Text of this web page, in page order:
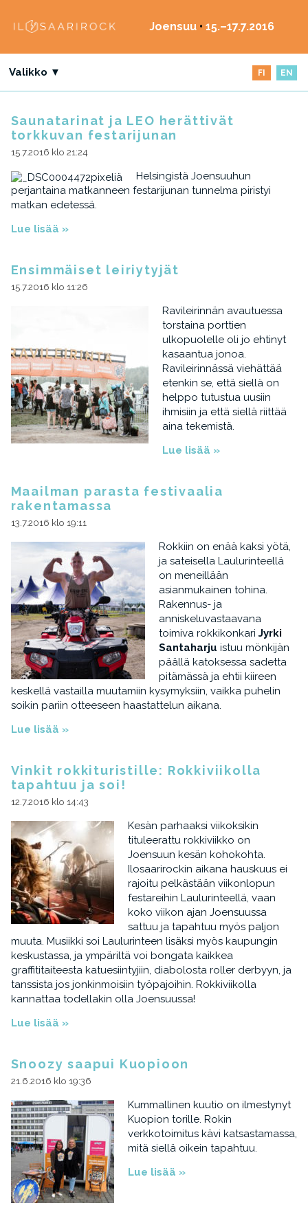
Joensuu • 15.–17.7.2016
Valikko ▼ FI EN
Saunatarinat ja LEO herättivät
torkkuvan festarijunan
15.7.2016 klo 21:24
Helsingistä Joensuuhun
perjantaina matkanneen festarijunan tunnelma piristyi
matkan edetessä.
Lue lisää »
Ensimmäiset leiriytyjät
15.7.2016 klo 11:26
Ravileirinnän avautuessa
torstaina porttien
ulkopuolelle oli jo ehtinyt
kasaantua jonoa.
Ravileirinnässä viehättää
etenkin se, että siellä on
helppo tutustua uusiin
ihmisiin ja että siellä riittää
aina tekemistä.
Lue lisää »
Maailman parasta festivaalia
rakentamassa
13.7.2016 klo 19:11
Rokkiin on enää kaksi yötä,
ja sateisella Laulurinteellä
on meneillään
asianmukainen tohina.
Rakennus- ja
anniskeluvastaavana
toimiva rokkikonkari Jyrki
Santaharju istuu mönkijän
päällä katoksessa sadetta
pitämässä ja ehtii kiireen
keskellä vastailla muutamiin kysymyksiin, vaikka puhelin
soikin pariin otteeseen haastattelun aikana.
Lue lisää »
Vinkit rokkituristille: Rokkiviikolla
tapahtuu ja soi!
12.7.2016 klo 14:43
Kesän parhaaksi viikoksikin
tituleerattu rokkiviikko on
Joensuun kesän kohokohta.
Ilosaarirockin aikana hauskuus ei
rajoitu pelkästään viikonlopun
festareihin Laulurinteellä, vaan
koko viikon ajan Joensuussa
sattuu ja tapahtuu myös paljon
muuta. Musiikki soi Laulurinteen lisäksi myös kaupungin
keskustassa, ja ympäriltä voi bongata kaikkea
graffititaiteesta katuesiintyjiin, diabolosta roller derbyyn, ja
tanssista jos jonkinmoisiin työpajoihin. Rokkiviikolla
kannattaa todellakin olla Joensuussa!
Lue lisää »
Snoozy saapui Kuopioon
21.6.2016 klo 19:36
Kummallinen kuutio on ilmestynyt
Kuopion torille. Rokin
verkkotoimitus kävi katsastamassa,
mitä siellä oikein tapahtuu.
Lue lisää »